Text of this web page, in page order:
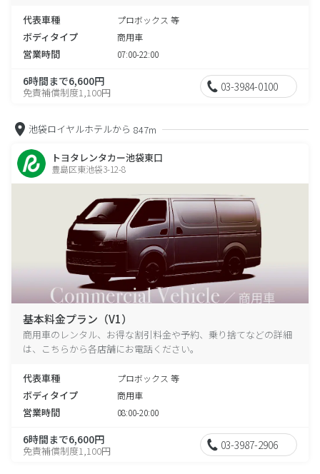
代表車種 プロボックス 等
ボディタイプ 商用車
営業時間 07:00-22:00
6時間まで6,600円
免責補償制度1,100円 03-3984-0100
池袋ロイヤルホテルから 847m
トヨタレンタカー池袋東口
豊島区東池袋3-12-8
基本料金プラン（V1）
商用車のレンタル、お得な割引料金や予約、乗り捨てなどの詳細
は、こちらから各店舗にお電話ください。
代表車種 プロボックス 等
ボディタイプ 商用車
営業時間 08:00-20:00
6時間まで6,600円
免責補償制度1,100円 03-3987-2906